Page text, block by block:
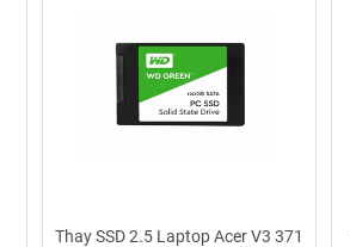
Thay SSD 2.5 Laptop Acer V3 371